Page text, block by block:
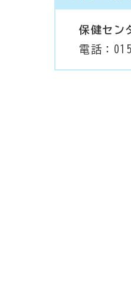
保健セン
電話：